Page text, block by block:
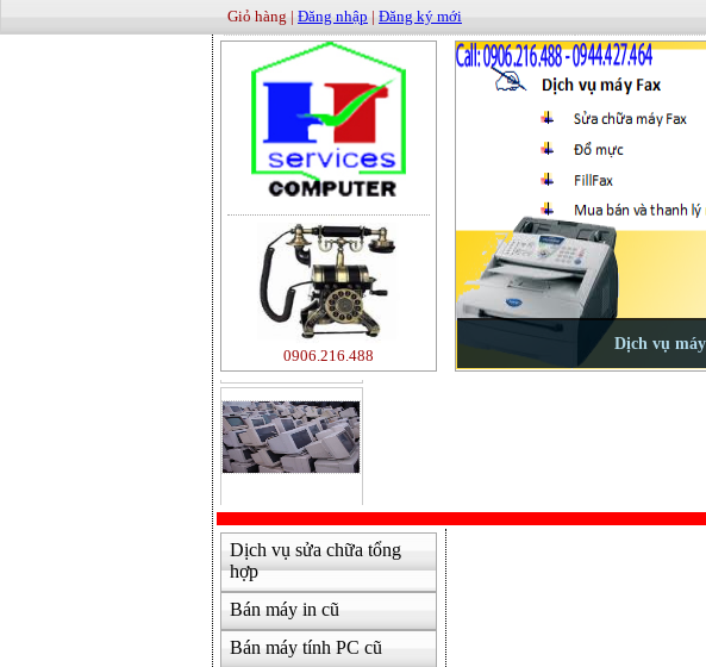
Giỏ hàng | Đăng nhập | Đăng ký mới
0906.216.488
Dịch vụ sửa chữa tổng
hợp
Bán máy in cũ
Bán máy tính PC cũ